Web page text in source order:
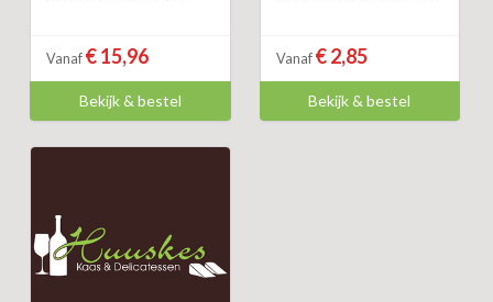
Vanaf € 15,96
Bekijk & bestel
Vanaf € 2,85
Bekijk & bestel